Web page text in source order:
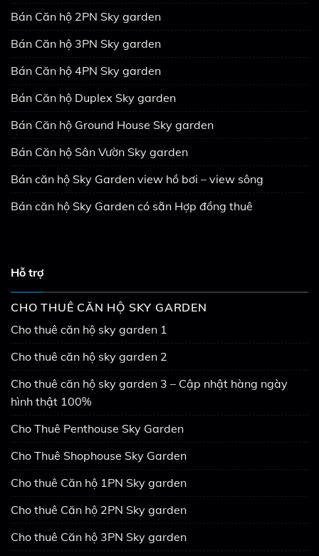
Bán Căn hộ 2PN Sky garden
Bán Căn hộ 3PN Sky garden
Bán Căn hộ 4PN Sky garden
Bán Căn hộ Duplex Sky garden
Bán Căn hộ Ground House Sky garden
Bán Căn hộ Sân Vườn Sky garden
Bán căn hộ Sky Garden view hồ bơi – view sông
Bán căn hộ Sky Garden có sẵn Hợp đồng thuê
Hỗ trợ
CHO THUÊ CĂN HỘ SKY GARDEN
Cho thuê căn hộ sky garden 1
Cho thuê căn hộ sky garden 2
Cho thuê căn hộ sky garden 3 – Cập nhật hàng ngày
hình thật 100%
Cho Thuê Penthouse Sky Garden
Cho Thuê Shophouse Sky Garden
Cho thuê Căn hộ 1PN Sky garden
Cho thuê Căn hộ 2PN Sky garden
Cho thuê Căn hộ 3PN Sky garden